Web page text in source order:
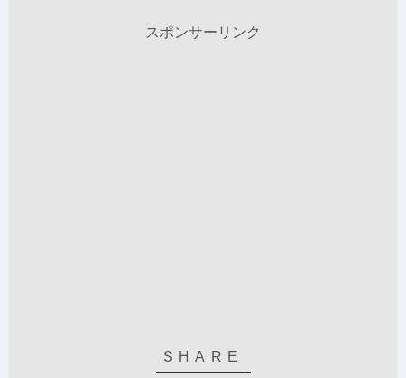
スポンサーリンク